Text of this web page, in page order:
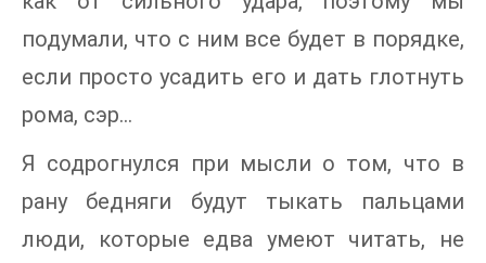
подумали, что с ним все будет в порядке,
если просто усадить его и дать глотнуть
рома, сэр…
Я содрогнулся при мысли о том, что в
рану бедняги будут тыкать пальцами
люди, которые едва умеют читать, не